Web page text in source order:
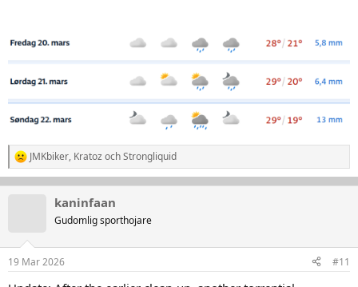
R
e
a
n
e
JMKbiker, Kratoz ochStrongliquid
kaninfaan
Gudomlig sporthojare
19 Mar 2026 #11